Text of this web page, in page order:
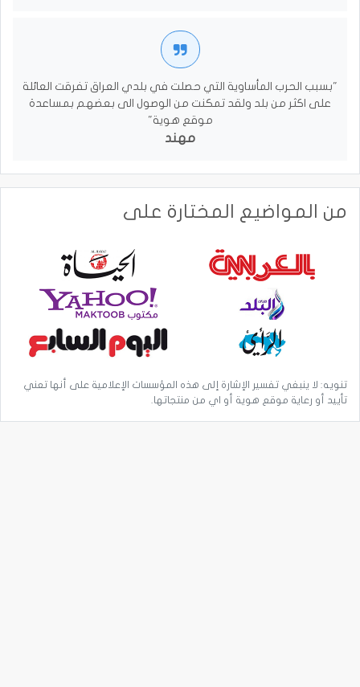
"بسبب الحرب المأساوية التي حصلت في بلدي العراق تفرقت العائلة
على اكثر من بلد ولقد تمكنت من الوصول الى بعضهم بمساعدة
موقع هوية"
مهند
من المواضيع المختارة على
تنويه: لا ينبغي تفسير الإشارة إلى هذه المؤسسات الإعلامية على أنها تعني
تأييد أو رعاية موقع هوية أو اي من منتجاتها.